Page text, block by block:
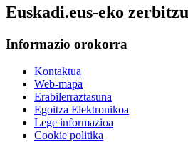
Euskadi.eus-eko
Informazio orokorra
Kontaktua
Web-mapa
Erabilerraztasuna
Egoitza Elektronikoa
Lege informazioa
Cookie politika